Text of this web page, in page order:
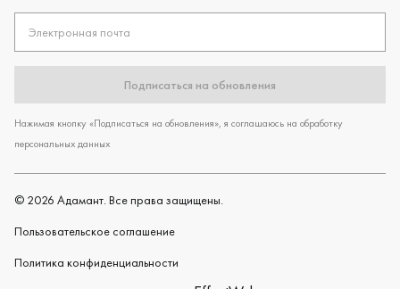
Электронная почта
Подписаться на обновления
Нажимая кнопку «Подписаться на обновления», я соглашаюсь на обработку
персональных данных
© 2026 Адамант. Все права защищены.
Пользовательское cоглашение
Политика конфиденциальности